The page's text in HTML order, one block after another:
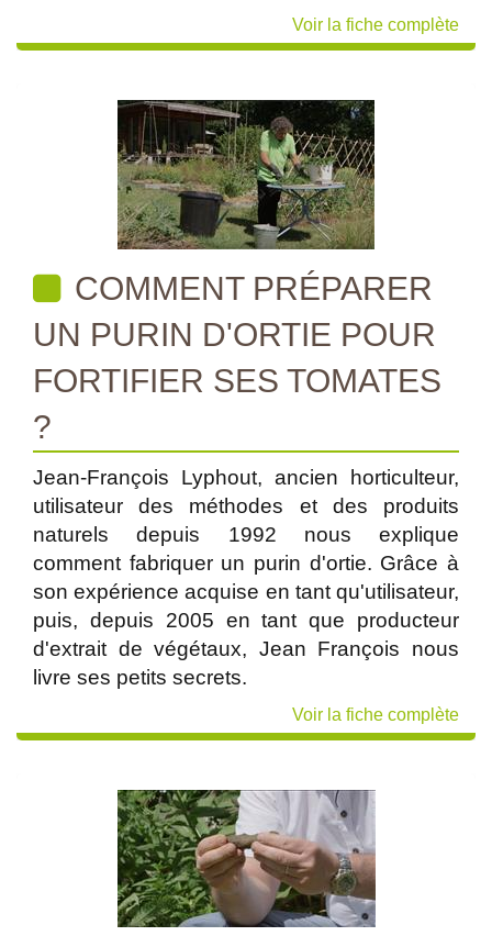
Voir la fiche complète
COMMENT PRÉPARER
UN PURIN D'ORTIE POUR
FORTIFIER SES TOMATES
?
Jean-François Lyphout, ancien horticulteur,
utilisateur des méthodes et des produits
naturels depuis 1992 nous explique
comment fabriquer un purin d'ortie. Grâce à
son expérience acquise en tant qu'utilisateur,
puis, depuis 2005 en tant que producteur
d'extrait de végétaux, Jean François nous
livre ses petits secrets.
Voir la fiche complète